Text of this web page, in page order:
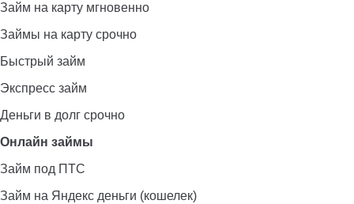
Займ на карту мгновенно
Займы на карту срочно
Быстрый займ
Экспресс займ
Деньги в долг срочно
Онлайн займы
Займ под ПТС
Займ на Яндекс деньги (кошелек)